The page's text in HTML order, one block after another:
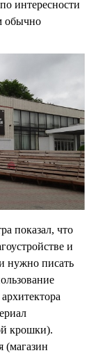
интересности
обычно
показал, что
и
нужно писать
крошки).
(магазин